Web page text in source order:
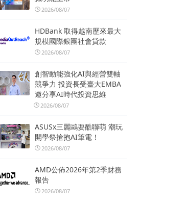
2026/08/07
HDBank 取得越南歷來最大
規模國際銀團社會貸款
2026/08/07
創智動能強化AI與經營雙軸
競爭力 投資長受臺大EMBA
邀分享AI時代投資思維
2026/08/07
ASUSx三麗鷗耍酷聯萌 潮玩
開學祭搶抱AI筆電！
2026/08/07
AMD公佈2026年第2季財務
報告
2026/08/07